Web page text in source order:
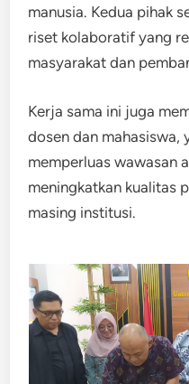
manusia. Kedua pihak
riset kolaboratif yang
masyarakat dan
Kerja sama ini juga
dosen dan mahasiswa,
memperluas wawasan
meningkatkan kualitas
masing institusi.